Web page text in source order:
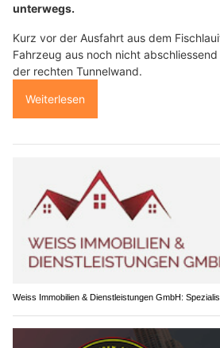
unterwegs.
Kurz vor der Ausfahrt aus dem
Fahrzeug aus noch nicht
der rechten Tunnelwand.
Weiterlesen
Weiss Immobilien & Dienstleistungen GmbH: